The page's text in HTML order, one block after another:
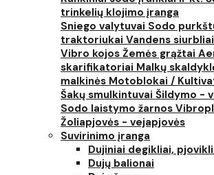
trinkelių klojimo įranga
Sniego valytuvai Sodo
traktoriukai Vandens
Vibro kojos Žemės grąžtai
skarifikatoriai Malkų
malkinės Motoblokai /
Šakų smulkintuvai Šildymo -
Sodo laistymo žarnos
Žoliapjovės - vejapjovės
Suvirinimo įranga
Dujiniai degikliai,
Dujų balionai